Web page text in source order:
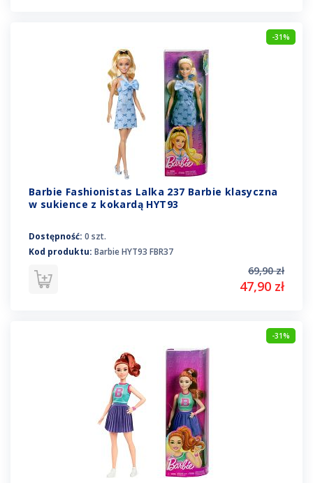
-31%
Barbie Fashionistas Lalka 237 Barbie klasyczna
w sukience z kokardą HYT93
Dostępność: 0 szt.
Kod produktu: Barbie HYT93 FBR37
69,90 zł
47,90 zł
-31%